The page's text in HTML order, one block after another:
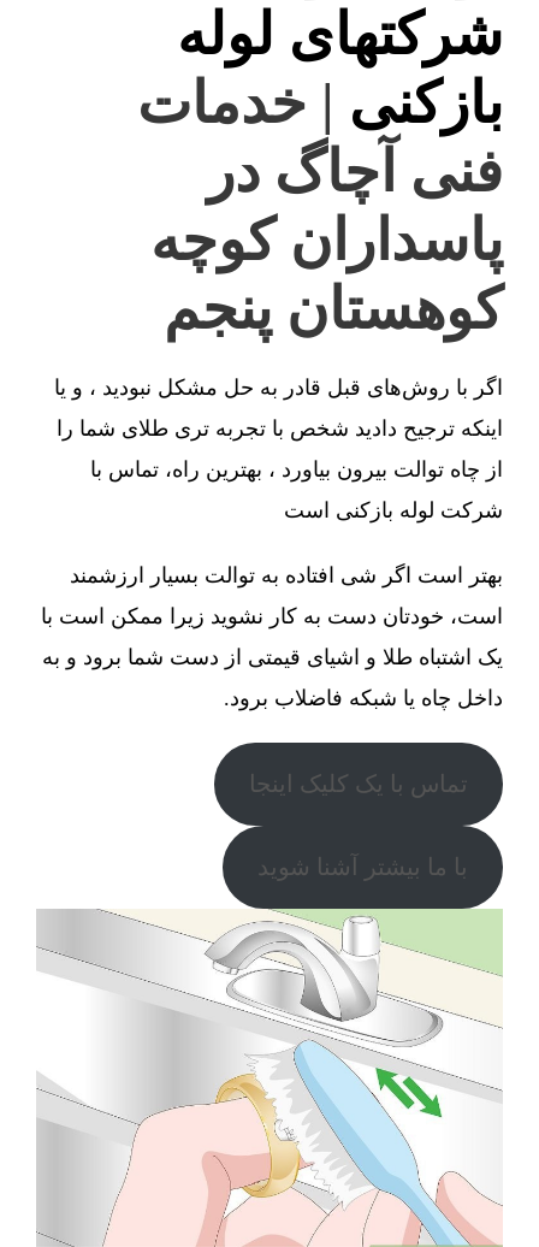
شرکتهای لوله
بازکنی | خدمات
فنی آچاگ در
پاسداران کوچه
کوهستان پنجم
اگر با روش‌های قبل قادر به حل مشکل نبودید ، و یا
اینکه ترجیح دادید شخص با تجربه تری طلای شما را
از چاه توالت بیرون بیاورد ، بهترین راه، تماس با
شرکت لوله بازکنی است
بهتر است اگر شی افتاده به توالت بسیار ارزشمند
است، خودتان دست به کار نشوید زیرا ممکن است با
یک اشتباه طلا و اشیای قیمتی از دست شما برود و به
داخل چاه یا شبکه فاضلاب برود.
تماس با یک کلیک اینجا
با ما بیشتر آشنا شوید